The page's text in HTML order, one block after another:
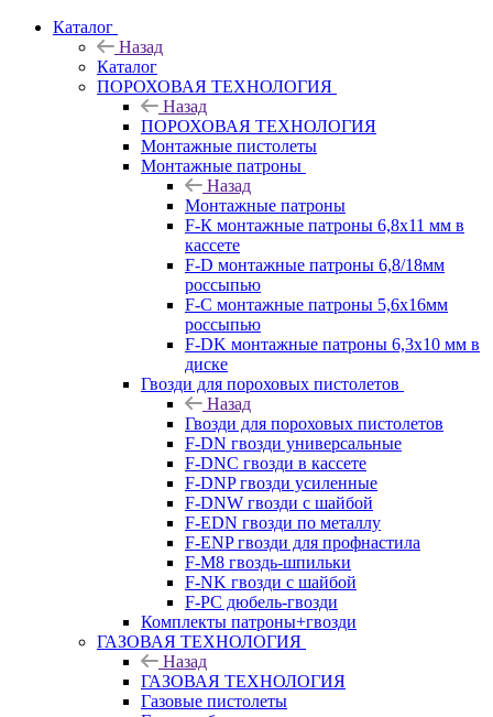
Каталог
Назад
Каталог
ПОРОХОВАЯ ТЕХНОЛОГИЯ
Назад
ПОРОХОВАЯ ТЕХНОЛОГИЯ
Монтажные пистолеты
Монтажные патроны
Назад
Монтажные патроны
F-К монтажные патроны 6,8х11 мм в
кассете
F-D монтажные патроны 6,8/18мм
россыпью
F-C монтажные патроны 5,6х16мм
россыпью
F-DK монтажные патроны 6,3х10 мм в
диске
Гвозди для пороховых пистолетов
Назад
Гвозди для пороховых пистолетов
F-DN гвозди универсальные
F-DNC гвозди в кассете
F-DNP гвозди усиленные
F-DNW гвозди с шайбой
F-EDN гвозди по металлу
F-ENP гвозди для профнастила
F-M8 гвоздь-шпильки
F-NK гвозди с шайбой
F-PC дюбель-гвозди
Комплекты патроны+гвозди
ГАЗОВАЯ ТЕХНОЛОГИЯ
Назад
ГАЗОВАЯ ТЕХНОЛОГИЯ
Газовые пистолеты